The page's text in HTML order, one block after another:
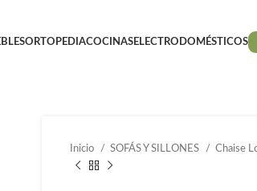
ORTOPEDIACOCINASELECTRODOMÉSTICOS
Inicio SOFÁS Y SILLONES Chaise